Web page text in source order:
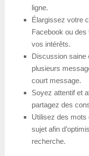
ligne.
Élargissez votre
Facebook ou
vos intérêts.
Discussion saine
plusieurs
court message.
Soyez attentif et
partagez des
Utilisez des mots
sujet afin
recherche.